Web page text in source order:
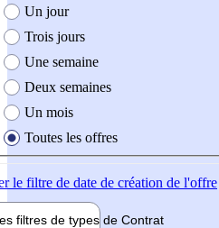
création de l'offre
Un jour
Trois jours
Une semaine
Deux semaines
Un mois
Toutes les offres
le filtre de date de création de l'offre
filtres de types de Contrat